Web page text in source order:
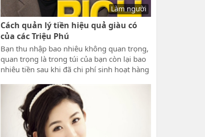
Làm người
Cách quản lý tiền hiệu quả giàu có
của các Triệu Phú
Bạn thu nhập bao nhiêu không quan trọng,
quan trọng là trong túi của bạn còn lại bao
nhiêu tiền sau khi đã chi phí sinh hoạt hàng
thế nào để bạn vẫn có thể làm giàu và ngày
càng có rất nhiều tiên. Hãy đọc Cách quản
lý tiền hiệu quả của các Triệu Phú để biết
được bạn cần làm gì.